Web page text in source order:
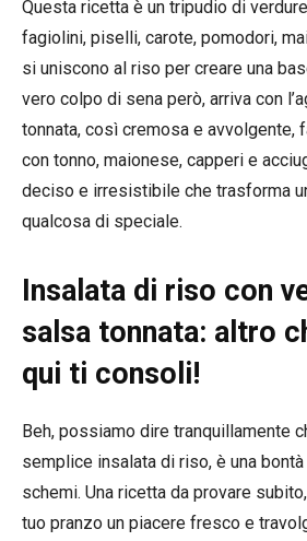
Questa ricetta è un tripudio di
fagiolini, piselli, carote, pomodori,
si uniscono al riso per creare una
vero colpo di sena però, arriva con
tonnata, così cremosa e avvolgente,
con tonno, maionese, capperi e
deciso e irresistibile che trasforma
qualcosa di speciale.
Insalata di riso con
salsa tonnata: altro
qui ti consoli!
Beh, possiamo dire tranquillamente
semplice insalata di riso, è una
schemi. Una ricetta da provare
tuo pranzo un piacere fresco e